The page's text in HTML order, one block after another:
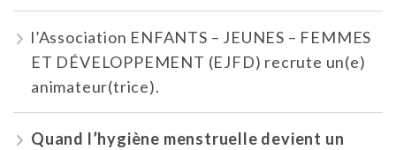
l’Association ENFANTS – JEUNES – FEMMES
ET DÉVELOPPEMENT (EJFD) recrute un(e)
animateur(trice).
Quand l’hygiène menstruelle devient un